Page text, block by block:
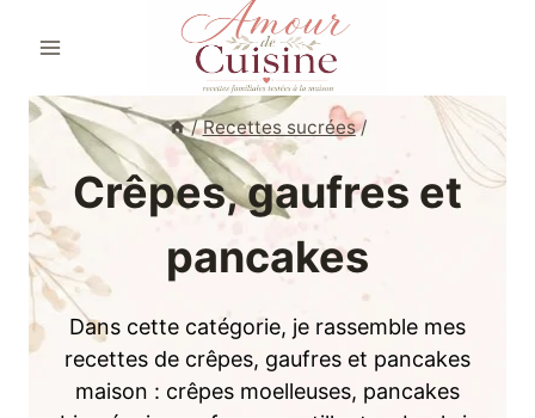
/ Recettes sucrées /
Crêpes, gaufres et
pancakes
Dans cette catégorie, je rassemble mes
recettes de crêpes, gaufres et pancakes
maison : crêpes moelleuses, pancakes